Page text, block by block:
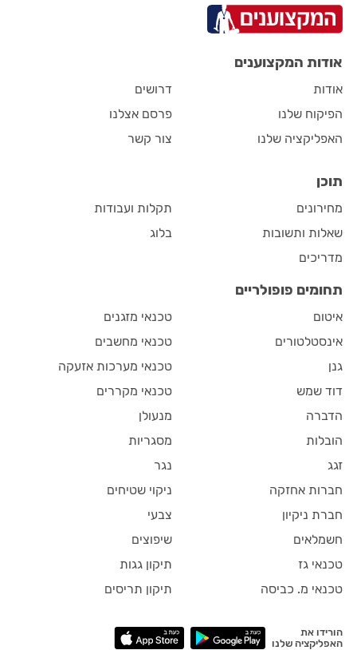
אודות המקצוענים
אודות
הפיקוח שלנו
האפליקציה שלנו
דרושים
פרסם אצלנו
צור קשר
תוכן
מחירונים
שאלות ותשובות
מדריכים
תקלות ועבודות
בלוג
תחומים פופולריים
איטום
אינסטלטורים
גנן
דוד שמש
הדברה
הובלות
זגג
חברות אחזקה
חברת ניקיון
חשמלאים
טכנאי גז
טכנאי מ. כביסה
טכנאי מזגנים
טכנאי מחשבים
טכנאי מערכות אזעקה
טכנאי מקררים
מנעולן
מסגריות
נגר
ניקוי שטיחים
צבעי
שיפוצים
תיקון גגות
תיקון תריסים
הורידו את
האפליקציה שלנו